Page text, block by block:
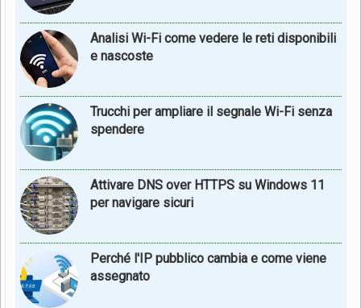
Analisi Wi-Fi come vedere le reti disponibili
e nascoste
Trucchi per ampliare il segnale Wi-Fi senza
spendere
Attivare DNS over HTTPS su Windows 11
per navigare sicuri
Perché l'IP pubblico cambia e come viene
assegnato